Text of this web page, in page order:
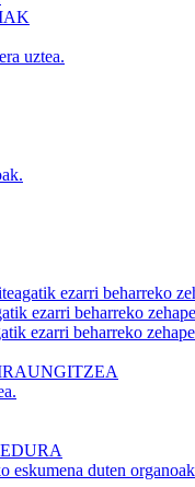
uztea.
ezarri beharreko
ezarri beharreko
ezarri beharreko
eskumena duten